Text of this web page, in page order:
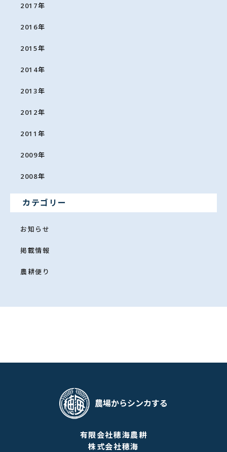
2017年
2016年
2015年
2014年
2013年
2012年
2011 年
2009年
2008年
カテゴリー
お知らせ
掲載情報
農耕便り
農場からシンカする
有限会社穂海農耕
株式会社穂海